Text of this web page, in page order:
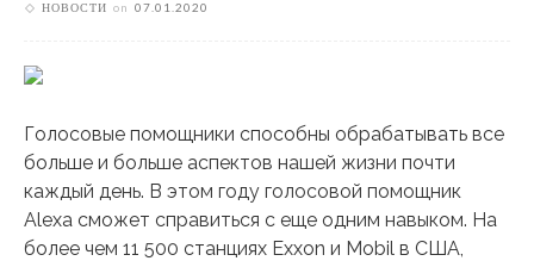
НОВОСТИ on 07.01.2020
Голосовые помощники способны обрабатывать все
больше и больше аспектов нашей жизни почти
каждый день. В этом году голосовой помощник
Alexa сможет справиться с еще одним навыком. На
более чем 11 500 станциях Exxon и Mobil в США,